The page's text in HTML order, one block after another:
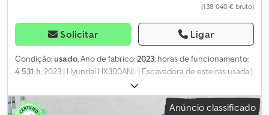
(138 040 € bruto)
Solicitar Ligar
Condição:usado, Ano de fabrico:2023, horas de funcionamento:
4 531 h, 2023 | Hyundai HX300ANL | Escavadora de esteiras usada |
4531 horas 📍Localização: Alemanha 🚛 Entrega disponível no seu
local – Utilize a nossa calculadora de frete para estimar os custos
de transporte! 💰 Compre agora por 116.000 EUR ou faça uma
Anúncio classificado